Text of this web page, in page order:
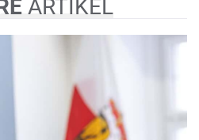
ARTIKEL